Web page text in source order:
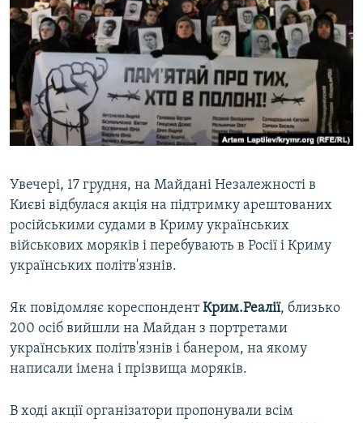
СПЕЦПРОЕКТИ
ДЕПОРТАЦІЯ
ВІДЕОУРОКИ «ELIFBE»
СВІДЧЕННЯ ОКУПАЦІЇ
УКРАЇНСЬКА ПРОБЛЕМА КРИМУ
ЯК ОБІЙТИ БЛОКУВАННЯ
Русский
Qırımtatar
Усі сайти RFE/RL
Увечері, 17 грудня, на Майдані Незалежності в
Києві відбулася акція на підтримку арештованих
російськими судами в Криму українських
військових моряків і перебувають в Росії і Криму
українських політв'язнів.
Як повідомляє кореспондентКрим.Реалії, близько
200 осіб вийшли на Майдан з портретами
українських політв'язнів і банером, на якому
написали імена і прізвища моряків.
В ході акції організатори пропонували всім